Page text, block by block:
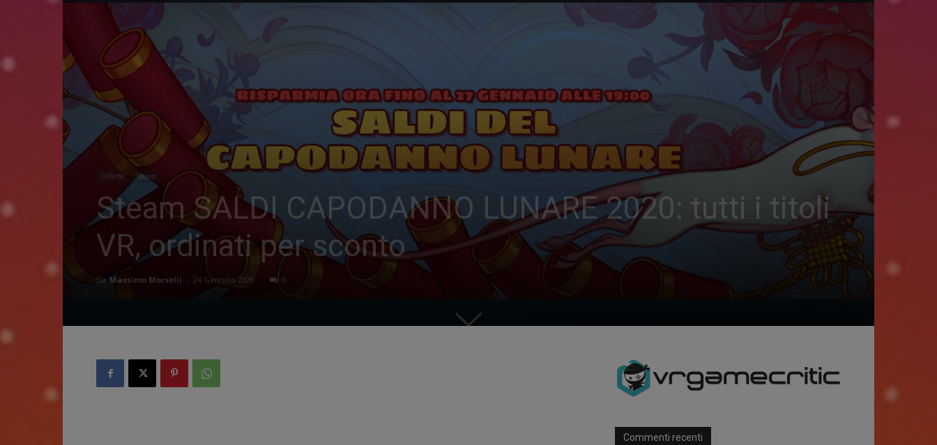
Offerte Steam
Steam SALDI CAPODANNO LUNARE 2020: tutti i titoli
VR, ordinati per sconto
Da Massimo Morselli - 24 Gennaio 2020 0
Commenti recenti